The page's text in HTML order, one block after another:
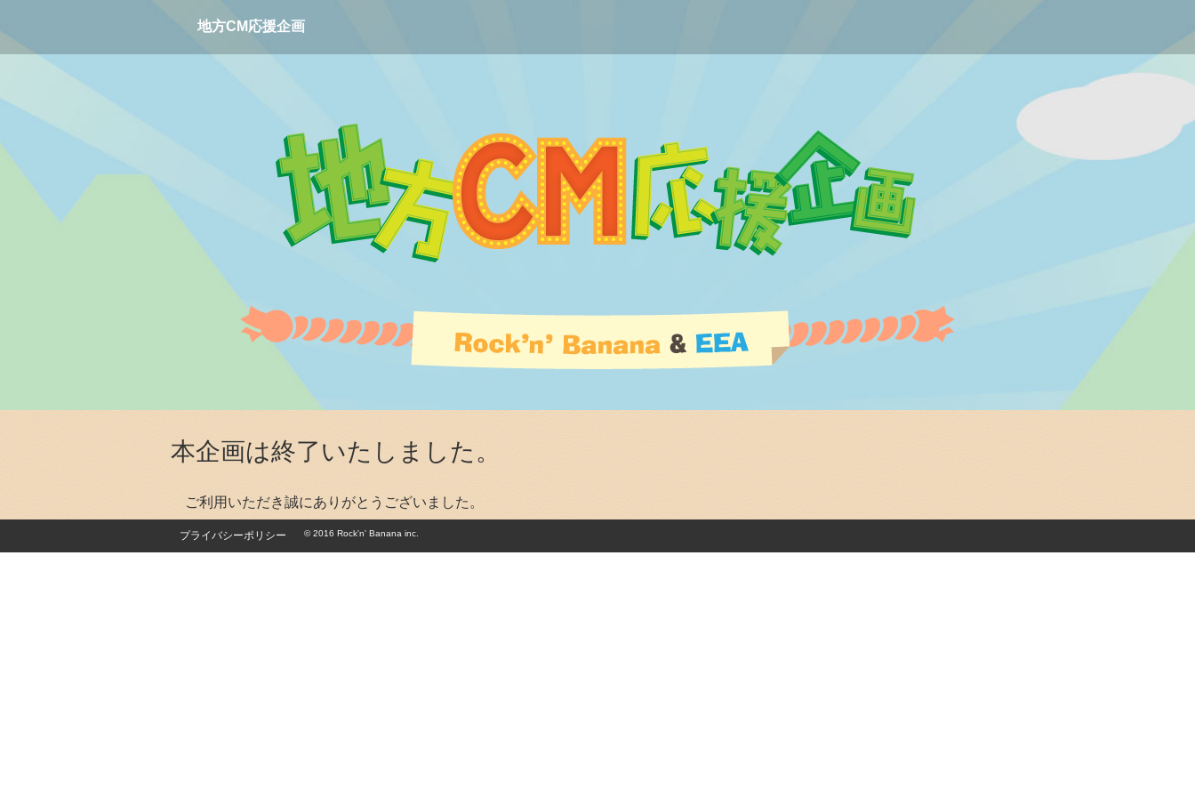
地方CM応援企画
本企画は終了いたしました。
ご利用いただき誠にありがとうございました。
プライバシーポリシー © 2016 Rock'n' Banana inc.